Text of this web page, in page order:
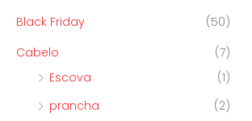
Black Friday
(50)
Cabelo
(7)
Escova
(1)
prancha
(2)